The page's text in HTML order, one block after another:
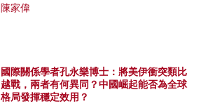
陳家偉
國際關係學者孔永樂博士：將美伊衝突類比
越戰，兩者有何異同？中國崛起能否為全球
格局發揮穩定效用？